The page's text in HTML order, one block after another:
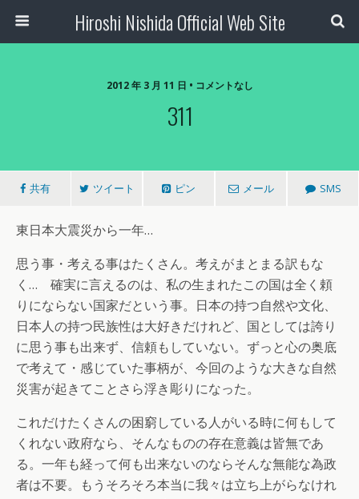
Hiroshi Nishida Official Web Site
2012 年 3 月 11 日 • コメントなし
311
共有 ツイート ピン メール SMS
東日本大震災から一年…
思う事・考える事はたくさん。考えがまとまる訳もな
く… 確実に言えるのは、私の生まれたこの国は全く頼
りにならない国家だという事。日本の持つ自然や文化、
日本人の持つ民族性は大好きだけれど、国としては誇り
に思う事も出来ず、信頼もしていない。ずっと心の奥底
で考えて・感じていた事柄が、今回のような大きな自然
災害が起きてことさら浮き彫りになった。
これだけたくさんの困窮している人がいる時に何もして
くれない政府なら、そんなものの存在意義は皆無であ
る。一年も経って何も出来ないのならそんな無能な為政
者は不要。もうそろそろ本当に我々は立ち上がらなけれ